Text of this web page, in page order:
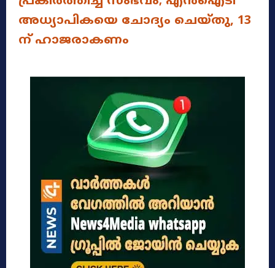
അധ്യാപികയെ ചോദ്യം ചെയ്തു, 13
ന് ഹാജരാകണം